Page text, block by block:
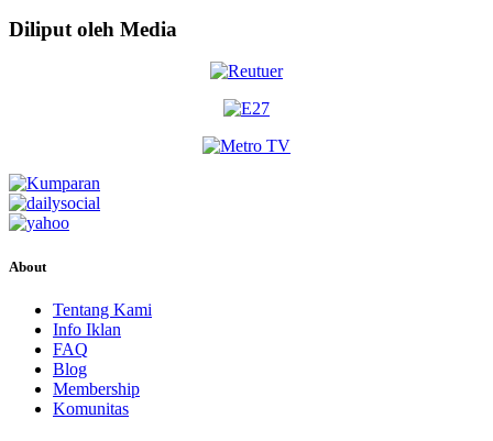
Diliput oleh Media
About
Tentang Kami
Info Iklan
FAQ
Blog
Membership
Komunitas